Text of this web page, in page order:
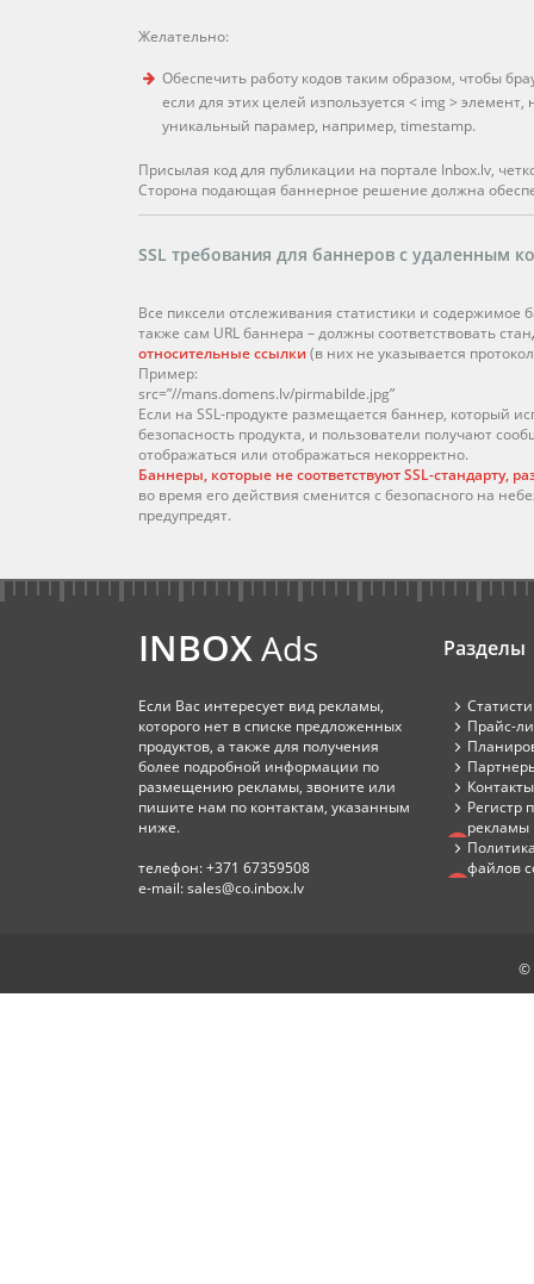
Желательно:
Обеспечить работу кодов таким образом, чтобы
если для этих целей изпользуется < img >
уникальный парамер, например, timestamp.
Присылая код для публикации на портале Inbox.lv,
Сторона подающая баннерное решение должна
SSL требования для баннеров с удаленным
Все пиксели отслеживания статистики и содержимое
также сам URL баннера – должны соответствовать
относительные ссылки(в них не указывается
Пример:
src=”//mans.domens.lv/pirmabilde.jpg”
Если на SSL-продукте размещается баннер, который
безопасность продукта, и пользователи получают
отображаться или отображаться некорректно.
Баннеры, которые не соответствуют SSL-стандарту,
во время его действия сменится с безопасного на
предупредят.
INBOXAds
Если Вас интересует вид рекламы,
которого нет в списке предложенных
продуктов, а также для получения
более подробной информации по
размещению рекламы, звоните или
пишите нам по контактам, указанным
ниже.
телефон:+371 67359508
e-mail:sales@co.inbox.lv
Разделы
Прайс-
Контакты
Регистр
рекламы
файлов
©